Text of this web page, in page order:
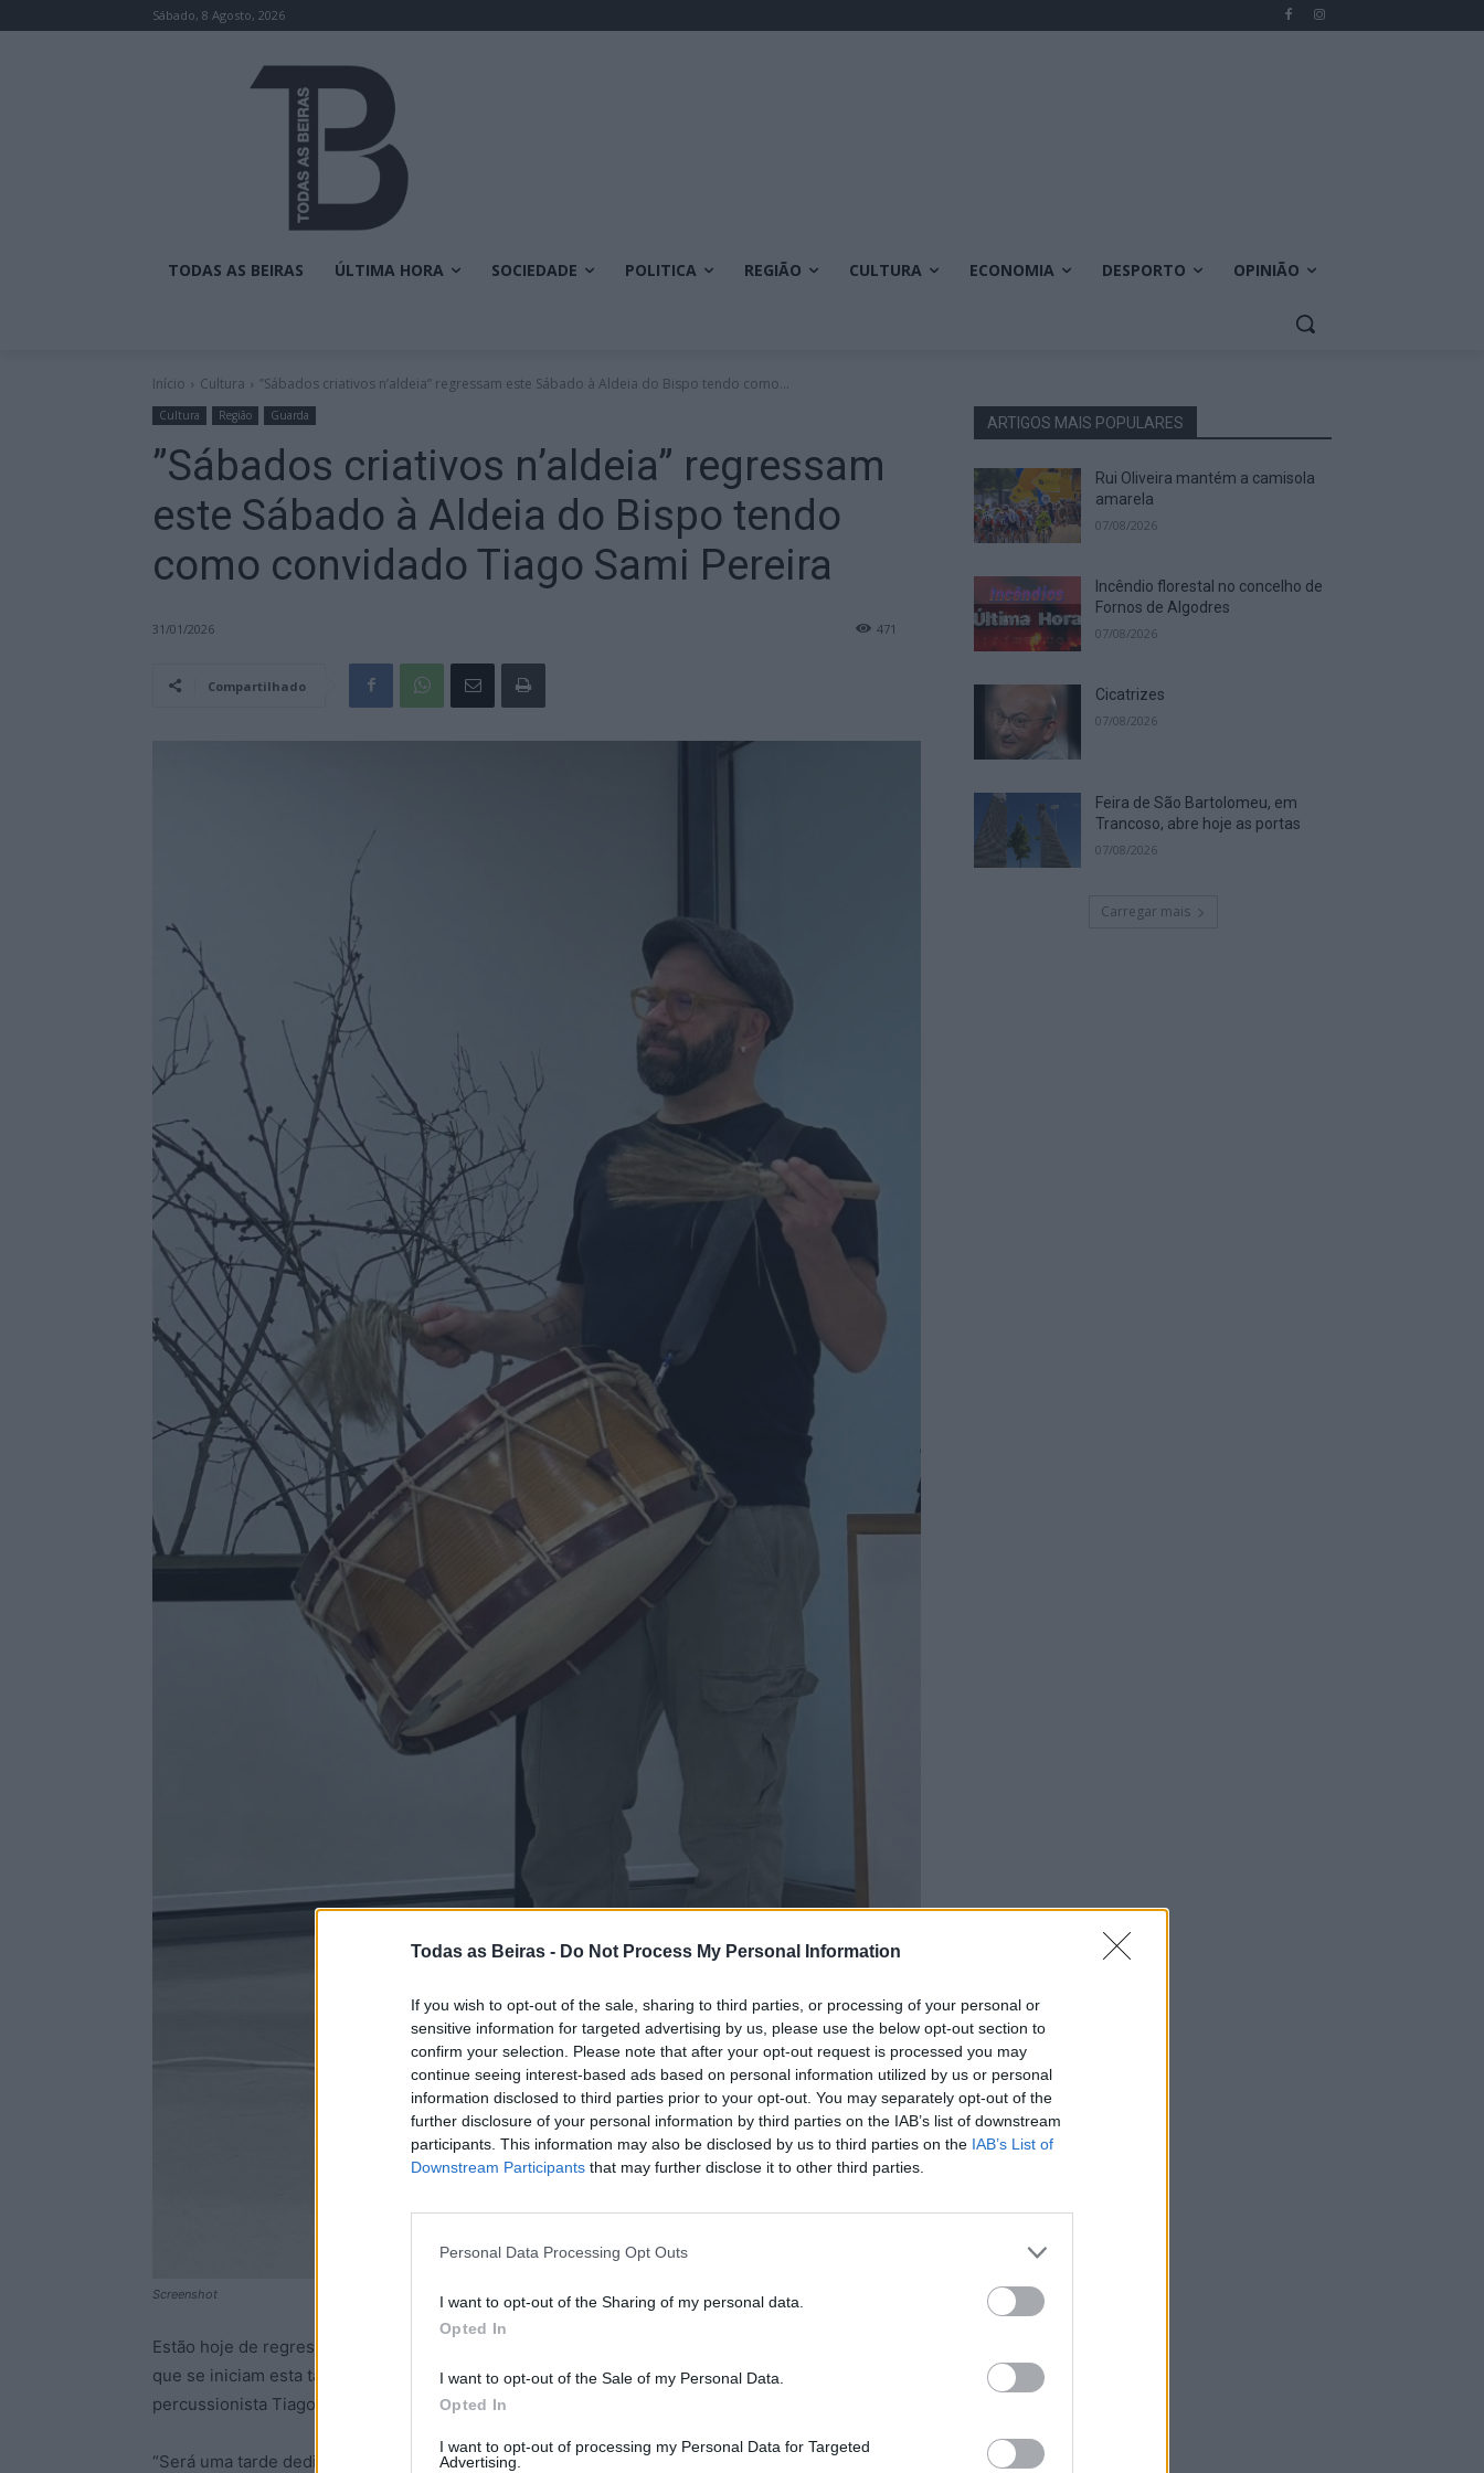
Todas as Beiras - Do Not Process My Personal Information
If you wish to opt-out of the sale, sharing to third parties, or processing of your personal or
sensitive information for targeted advertising by us, please use the below opt-out section to
confirm your selection. Please note that after your opt-out request is processed you may
continue seeing interest-based ads based on personal information utilized by us or personal
information disclosed to third parties prior to your opt-out. You may separately opt-out of the
further disclosure of your personal information by third parties on the IAB’s list of downstream
participants. This information may also be disclosed by us to third parties on the IAB’s List of
Downstream Participants that may further disclose it to other third parties.
Personal Data Processing Opt Outs
I want to opt-out of the Sharing of my personal data.
Opted In
I want to opt-out of the Sale of my Personal Data.
Opted In
I want to opt-out of processing my Personal Data for Targeted
Advertising.
Sábado, 8 Agosto, 2026
TODAS AS BEIRAS ÚLTIMA HORA SOCIEDADE POLITICA REGIÃO CULTURA ECONOMIA DESPORTO OPINIÃO
Início Cultura ”Sábados criativos n’aldeia” regressam este Sábado à Aldeia do Bispo tendo como...
Cultura Região Guarda
”Sábados criativos n’aldeia” regressam
este Sábado à Aldeia do Bispo tendo
como convidado Tiago Sami Pereira
31/01/2026 471
Compartilhado
Screenshot
Estão hoje de regresso a Aldeia do Bispo, no concelho da Guarda, os “Sábados criativos n’aldeia”,
que se iniciam esta tarde, das 15h às 17h, na Escola Primária, tendo como convidado o
percussionista Tiago Sami Pereira.
“Será uma tarde dedicada a explorarmos lado a lado com o Tiago o mundo da percussão, inclusive
ARTIGOS MAIS POPULARES
Rui Oliveira mantém a camisola
amarela
07/08/2026
Incêndio florestal no concelho de
Fornos de Algodres
07/08/2026
Cicatrizes
07/08/2026
Feira de São Bartolomeu, em
Trancoso, abre hoje as portas
07/08/2026
Carregar mais